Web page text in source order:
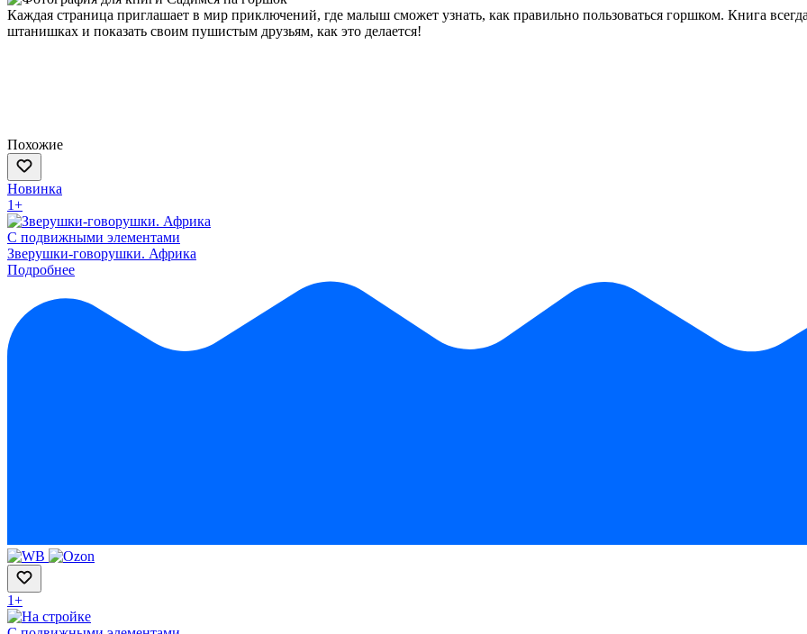
Каждая страница приглашает в мир приключений, где малыш сможет узнать, как правильно пользоваться горшком. Книга
штанишках и показать своим пушистым друзьям, как это делается!
Похожие
Новинка
1+
С подвижными элементами
Зверушки-говорушки. Африка
Подробнее
1+